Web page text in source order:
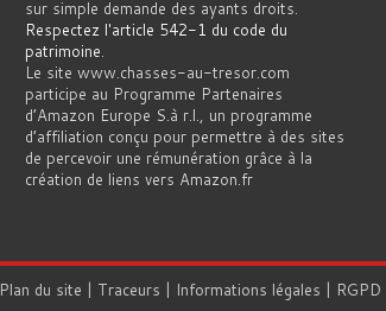
sur simple demande des ayants droits.
Respectez l'article 542-1 du code du
patrimoine.
Le site www.chasses-au-tresor.com
participe au Programme Partenaires
d’Amazon Europe S.à r.l., un programme
d’affiliation conçu pour permettre à des sites
de percevoir une rémunération grâce à la
création de liens vers Amazon.fr
Plan du site | Traceurs | Informations légales | RGPD